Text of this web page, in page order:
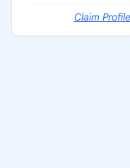
Claim Profile